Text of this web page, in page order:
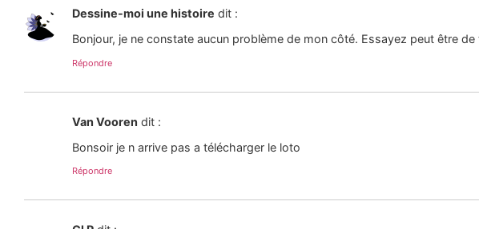
Dessine-moi une histoire dit :
Bonjour, je ne constate aucun problème de mon côté. Essayez peut être
Répondre
Van Vooren dit :
Bonsoir je n arrive pas a télécharger le loto
Répondre